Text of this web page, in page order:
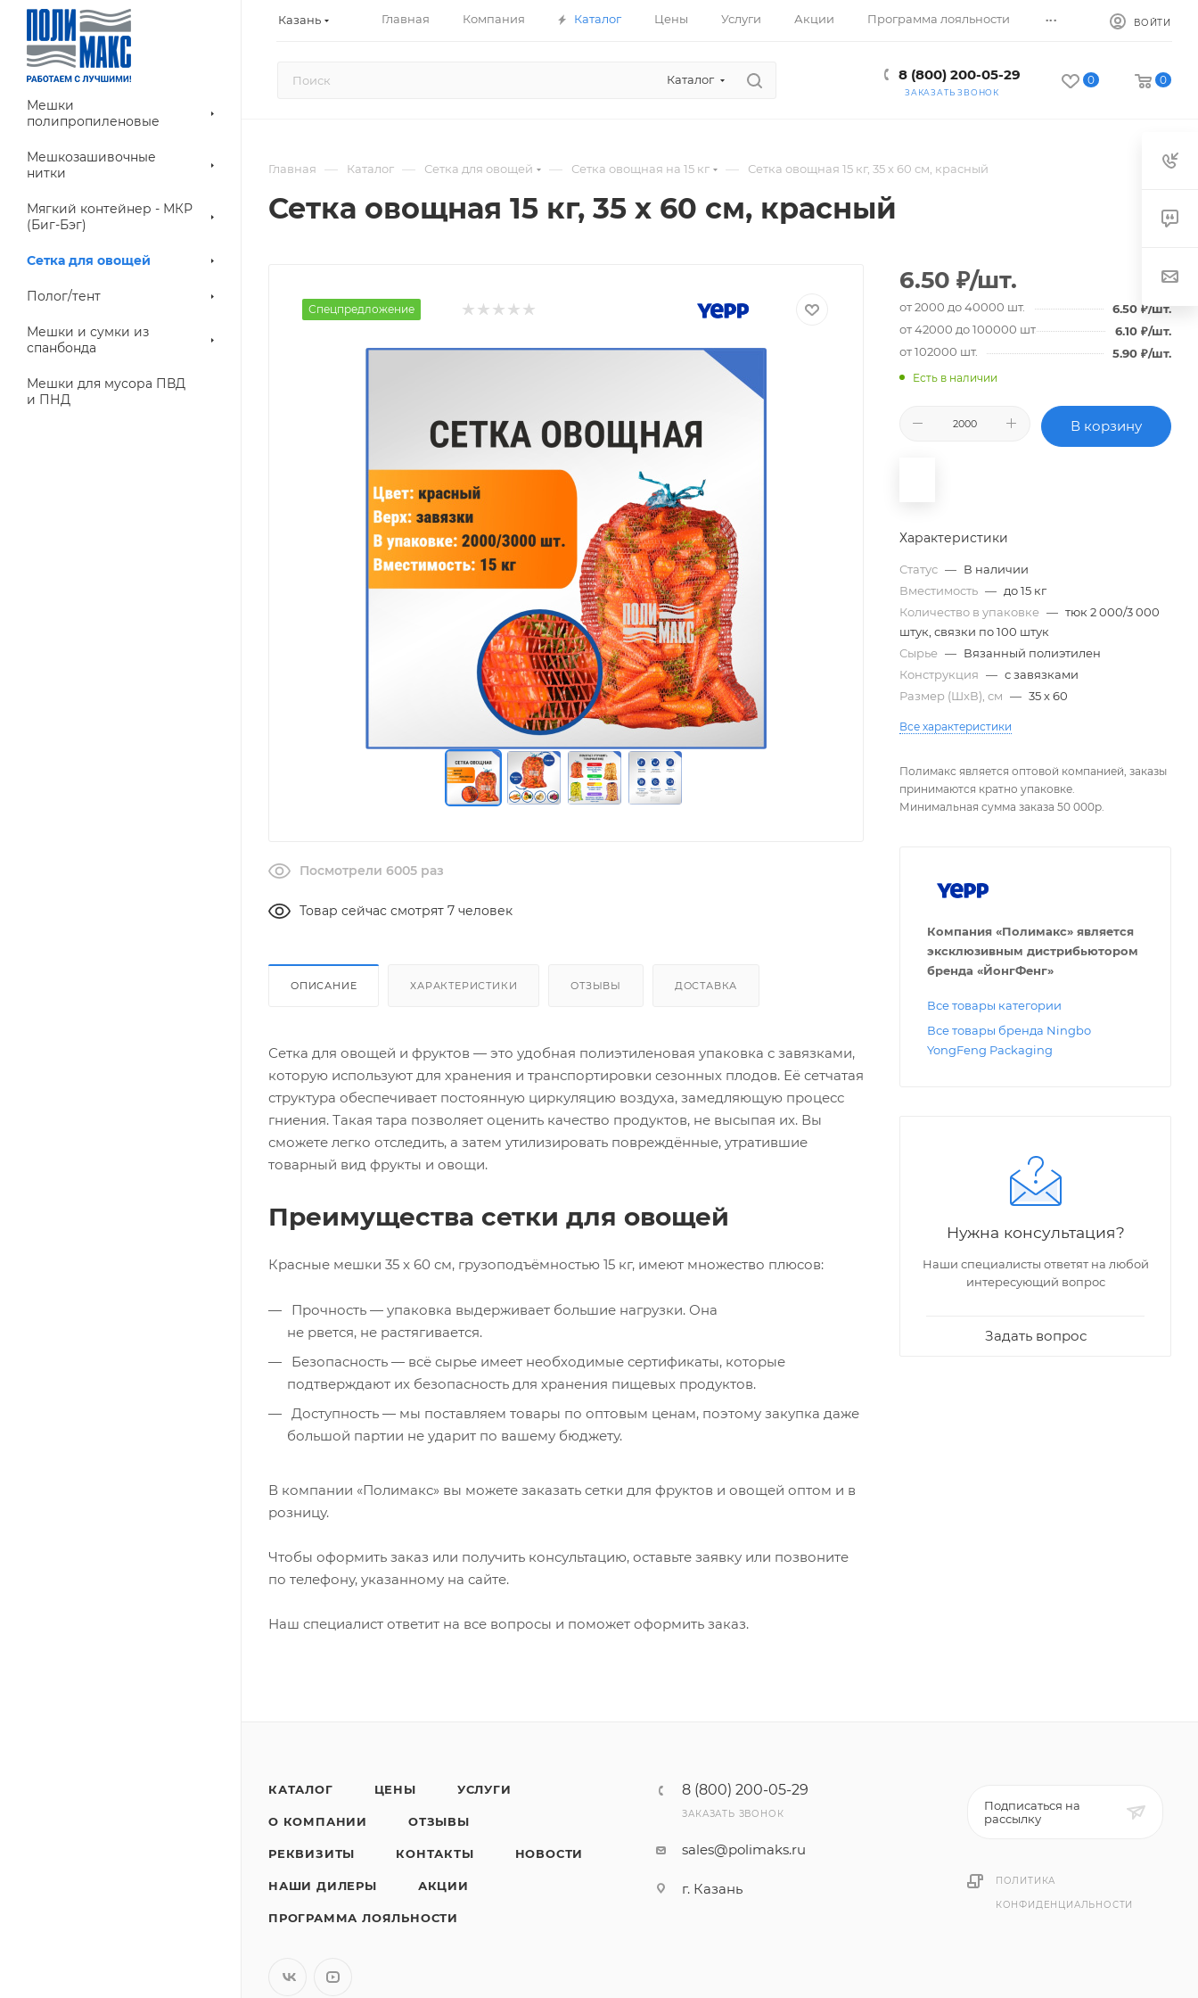
Казань Главная Компания Каталог Цены Услуги Акции Программа лояльности ... ВОЙТИ
Каталог 8 (800) 200-05-29
ЗАКАЗАТЬ ЗВОНОК
0 0
Мешки
полипропиленовые
Мешкозашивочные
нитки
Мягкий контейнер - МКР
(Биг-Бэг)
Сетка для овощей
Полог/тент
Мешки и сумки из
спанбонда
Мешки для мусора ПВД
и ПНД
Главная — Каталог — Сетка для овощей — Сетка овощная на 15 кг — Сетка овощная 15 кг, 35 х 60 см, красный
Сетка овощная 15 кг, 35 х 60 см, красный
Спецпредложение
Посмотрели 6005 раз
Товар сейчас смотрят 7 человек
ОПИСАНИЕ ХАРАКТЕРИСТИКИ ОТЗЫВЫ ДОСТАВКА
Сетка для овощей и фруктов — это удобная полиэтиленовая упаковка с завязками,
которую используют для хранения и транспортировки сезонных плодов. Её сетчатая
структура обеспечивает постоянную циркуляцию воздуха, замедляющую процесс
гниения. Такая тара позволяет оценить качество продуктов, не высыпая их. Вы
сможете легко отследить, а затем утилизировать повреждённые, утратившие
товарный вид фрукты и овощи.
Преимущества сетки для овощей
Красные мешки 35 x 60 см, грузоподъёмностью 15 кг, имеют множество плюсов:
Прочность — упаковка выдерживает большие нагрузки. Она
не рвется, не растягивается.
Безопасность — всё сырье имеет необходимые сертификаты, которые
подтверждают их безопасность для хранения пищевых продуктов.
Доступность — мы поставляем товары по оптовым ценам, поэтому закупка даже
большой партии не ударит по вашему бюджету.
В компании «Полимакс» вы можете заказать сетки для фруктов и овощей оптом и в
розницу.
Чтобы оформить заказ или получить консультацию, оставьте заявку или позвоните
по телефону, указанному на сайте.
Наш специалист ответит на все вопросы и поможет оформить заказ.
6.50 ₽/шт.
от 2000 до 40000 шт. 6.50 ₽/шт.
от 42000 до 100000 шт.
6.10 ₽/шт.
от 102000 шт.
5.90 ₽/шт.
Есть в наличии
В корзину
Характеристики
Статус — В наличии
Вместимость — до 15 кг
Количество в упаковке — тюк 2 000/3 000
штук, связки по 100 штук
Сырье — Вязанный полиэтилен
Конструкция — с завязками
Размер (ШxВ), см — 35 х 60
Все характеристики
Полимакс является оптовой компанией, заказы
принимаются кратно упаковке.
Минимальная сумма заказа 50 000р.
Компания «Полимакс» является
эксклюзивным дистрибьютором
бренда «ЙонгФенг»
Все товары категории
Все товары бренда Ningbo
YongFeng Packaging
Нужна консультация?
Наши специалисты ответят на любой
интересующий вопрос
Задать вопрос
КАТАЛОГ ЦЕНЫ УСЛУГИ
О КОМПАНИИ ОТЗЫВЫ
РЕКВИЗИТЫ КОНТАКТЫ НОВОСТИ
НАШИ ДИЛЕРЫ АКЦИИ
ПРОГРАММА ЛОЯЛЬНОСТИ
8 (800) 200-05-29
ЗАКАЗАТЬ ЗВОНОК
sales@polimaks.ru
г. Казань
Подписаться на
рассылку
ПОЛИТИКА
КОНФИДЕНЦИАЛЬНОСТИ